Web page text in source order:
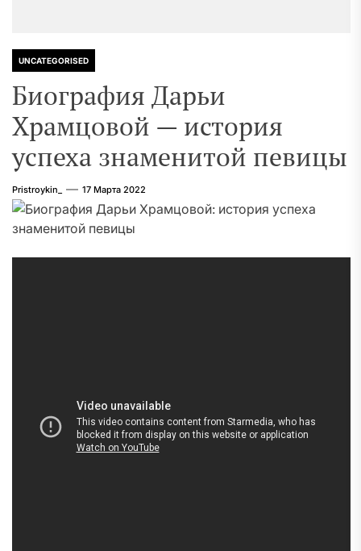
UNCATEGORISED
Биография Дарьи
Храмцовой — история
успеха знаменитой певицы
Pristroykin_ 17 Марта 2022